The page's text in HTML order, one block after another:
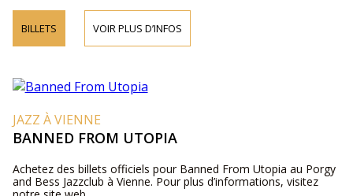
BILLETS VOIR PLUS D’INFOS
JAZZ À VIENNE
BANNED FROM UTOPIA
Achetez des billets officiels pour Banned From Utopia au Porgy
and Bess Jazzclub à Vienne. Pour plus d’informations, visitez